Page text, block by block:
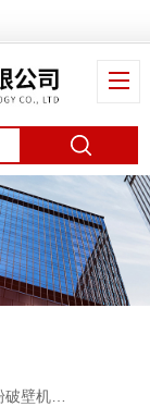
与规格？